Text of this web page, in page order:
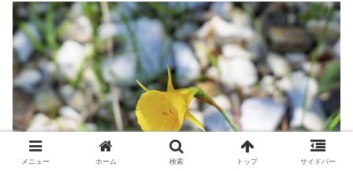
メニュー ホーム 検索 トップ サイドバー